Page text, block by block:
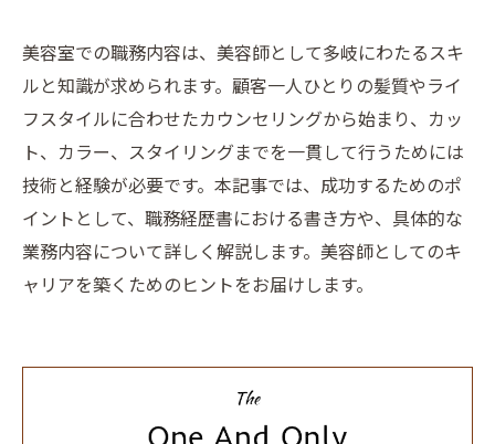
美容室での職務内容は、美容師として多岐にわたるスキ
ルと知識が求められます。顧客一人ひとりの髪質やライ
フスタイルに合わせたカウンセリングから始まり、カッ
ト、カラー、スタイリングまでを一貫して行うためには
技術と経験が必要です。本記事では、成功するためのポ
イントとして、職務経歴書における書き方や、具体的な
業務内容について詳しく解説します。美容師としてのキ
ャリアを築くためのヒントをお届けします。